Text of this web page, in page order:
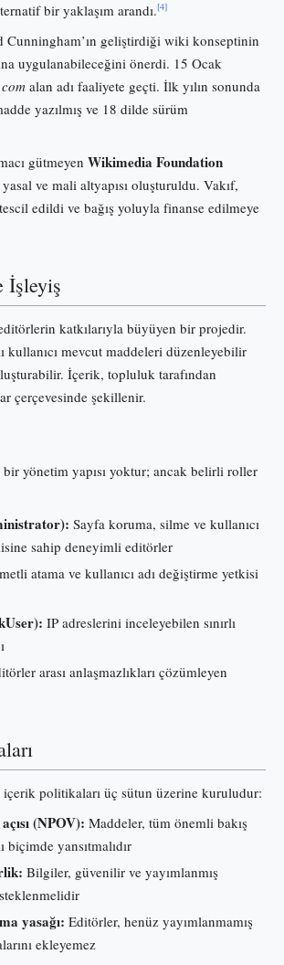
bir yaklaşım arandı.[4]
Cunningham’ın geliştirdiği wiki konseptinin
uygulanabileceğini önerdi. 15 Ocak
alan adı faaliyete geçti. İlk yılın sonunda
yazılmış ve 18 dilde sürüm
gütmeyen Wikimedia Foundation
ve mali altyapısı oluşturuldu. Vakıf,
edildi ve bağış yoluyla finanse edilmeye
İşleyiş
katkılarıyla büyüyen bir projedir.
kullanıcı mevcut maddeleri düzenleyebilir
İçerik, topluluk tarafından
çerçevesinde şekillenir.
yönetim yapısı yoktur; ancak belirli roller
Sayfa koruma, silme ve kullanıcı
sahip deneyimli editörler
atama ve kullanıcı adı değiştirme yetkisi
IP adreslerini inceleyebilen sınırlı
arası anlaşmazlıkları çözümleyen
politikaları üç sütun üzerine kuruludur:
(NPOV): Maddeler, tüm önemli bakış
biçimde yansıtmalıdır
Bilgiler, güvenilir ve yayımlanmış
yasağı: Editörler, henüz yayımlanmamış
ekleyemez